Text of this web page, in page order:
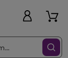
Filtrovať